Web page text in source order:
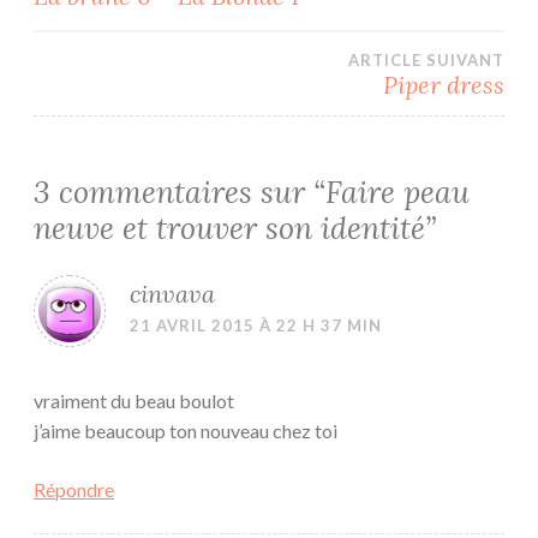
ARTICLE SUIVANT
Piper dress
3 commentaires sur “Faire peau
neuve et trouver son identité”
cinvava
21 AVRIL 2015 À 22 H 37 MIN
vraiment du beau boulot
j’aime beaucoup ton nouveau chez toi
Répondre